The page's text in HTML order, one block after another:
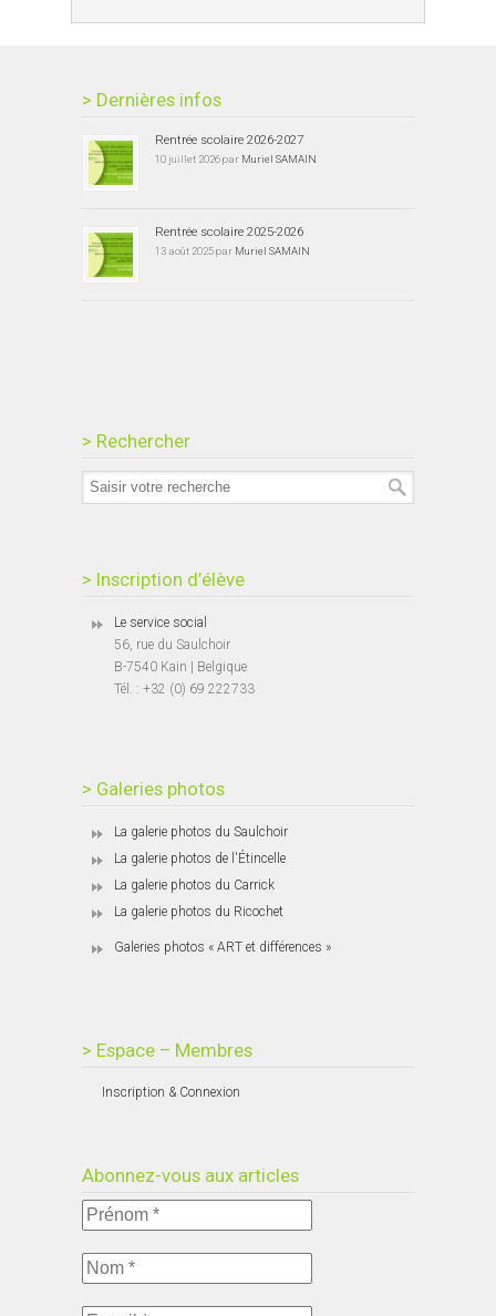
> Dernières infos
Rentrée scolaire 2026-2027
10 juillet 2026 par Muriel SAMAIN
Rentrée scolaire 2025-2026
13 août 2025 par Muriel SAMAIN
> Rechercher
> Inscription d’élève
Le service social
56, rue du Saulchoir
B-7540 Kain | Belgique
Tél. : +32 (0) 69 222733
> Galeries photos
La galerie photos du Saulchoir
La galerie photos de l'Étincelle
La galerie photos du Carrick
La galerie photos du Ricochet
Galeries photos « ART et différences »
> Espace – Membres
Inscription & Connexion
Abonnez-vous aux articles